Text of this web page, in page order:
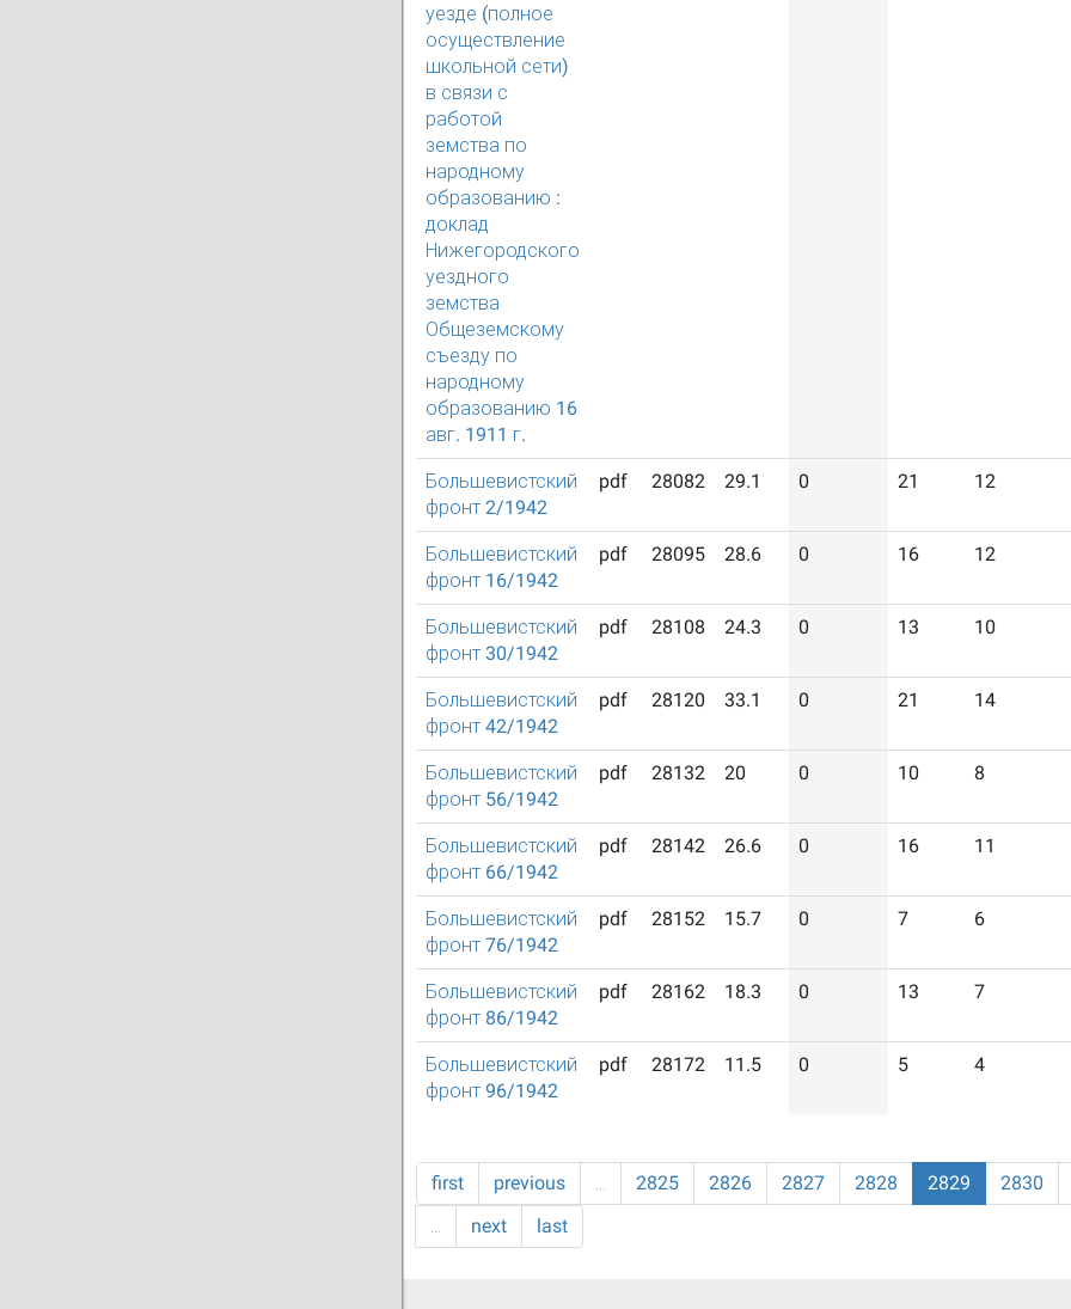
уезде (полное
осуществление
школьной сети)
в связи с
работой
земства по
народному
образованию :
доклад
Нижегородского
уездного
земства
Общеземскому
съезду по
народному
образованию 16
авг. 1911 г.
Большевистский
фронт 2/1942
pdf 28082 29.1 0 21 12
Большевистский
фронт 16/1942
pdf 28095 28.6 0 16 12
Большевистский
фронт 30/1942
pdf 28108 24.3 0 13 10
Большевистский
фронт 42/1942
pdf 28120 33.1 0 21 14
Большевистский
фронт 56/1942
pdf 28132 20 0 10 8
Большевистский
фронт 66/1942
pdf 28142 26.6 0 16 11
Большевистский
фронт 76/1942
pdf 28152 15.7 0 7 6
Большевистский
фронт 86/1942
pdf 28162 18.3 0 13 7
Большевистский
фронт 96/1942
pdf 28172 11.5 0 5 4
first previous … 2825 2826 2827 2828 2829
2830
…
next last